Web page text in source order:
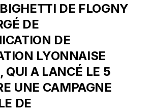
DE FLOGNY
DE
DE
LYONNAISE
, QUI A LANCÉ LE 5
UNE CAMPAGNE
DE